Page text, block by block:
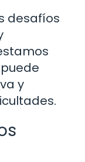
desafíos
y